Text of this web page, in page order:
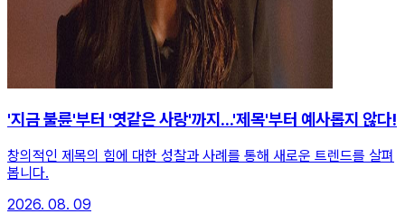
'지금 불륜'부터 '엿같은 사랑'까지...'제목'부터 예사롭지 않다!
창의적인 제목의 힘에 대한 성찰과 사례를 통해 새로운 트렌드를 살펴
봅니다.
2026. 08. 09